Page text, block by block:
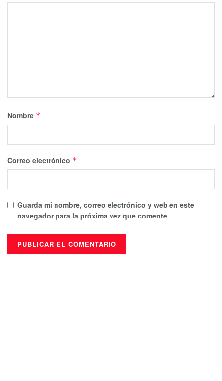
Nombre *
Correo electrónico *
Guarda mi nombre, correo electrónico y web en este
navegador para la próxima vez que comente.